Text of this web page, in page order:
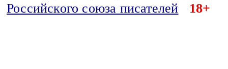
Российского союза писателей
18+